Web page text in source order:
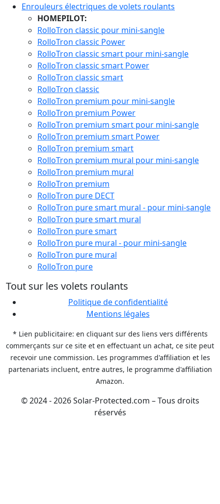
Enrouleurs électriques de volets roulants
HOMEPILOT:
RolloTron classic pour mini-sangle
RolloTron classic Power
RolloTron classic smart pour mini-sangle
RolloTron classic smart Power
RolloTron classic smart
RolloTron classic
RolloTron premium pour mini-sangle
RolloTron premium Power
RolloTron premium smart pour mini-sangle
RolloTron premium smart Power
RolloTron premium smart
RolloTron premium mural pour mini-sangle
RolloTron premium mural
RolloTron premium
RolloTron pure DECT
RolloTron pure smart mural - pour mini-sangle
RolloTron pure smart mural
RolloTron pure smart
RolloTron pure mural - pour mini-sangle
RolloTron pure mural
RolloTron pure
Tout sur les volets roulants
Politique de confidentialité
Mentions légales
* Lien publicitaire: en cliquant sur des liens vers différents
commerçants sur ce site et en effectuant un achat, ce site peut
recevoir une commission. Les programmes d'affiliation et les
partenariats incluent, entre autres, le programme d'affiliation
Amazon.
© 2024 - 2026 Solar-Protected.com – Tous droits
réservés